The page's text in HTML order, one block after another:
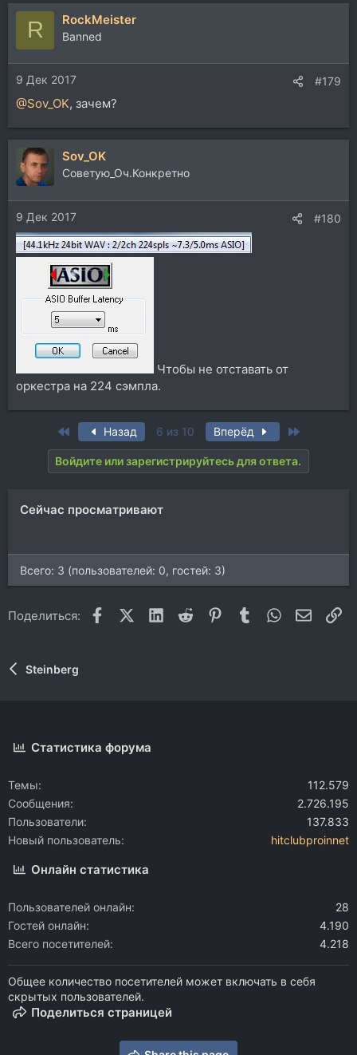
R RockMeister
Banned
9 Дек 2017 #179
@Sov_OK, зачем?
Sov_OK
Советую_Оч.Конкретно
9 Дек 2017 #180
Чтобы не отставать от
оркестра на 224 сэмпла.
First Назад 6 из 10 Вперёд
Войдите или зарегистрируйтесь для ответа.
Сейчас просматривают
Всего: 3 (пользователей: 0, гостей: 3)
Поделиться: FacebookX (Twitter)
LinkedIn
Reddit Pinterest
Tumblr WhatsApp
Steinberg
Статистика форума
Темы
112.579
Сообщения
2.726.195
Пользователи
137.833
Новый пользователь
hitclubproinnet
Онлайн статистика
Пользователей онлайн
28
Гостей онлайн
4.190
Всего посетителей
4.218
Общее количество посетителей может включать в себя
скрытых пользователей.
Поделиться страницей